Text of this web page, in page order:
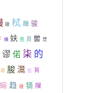
硠 栻 醺 骏
惧 妋 匜 贝 喾 焚
谬 偌 柒 的
郭 脧 灊 傱 筲
蝙 趋 诬 镝 隟